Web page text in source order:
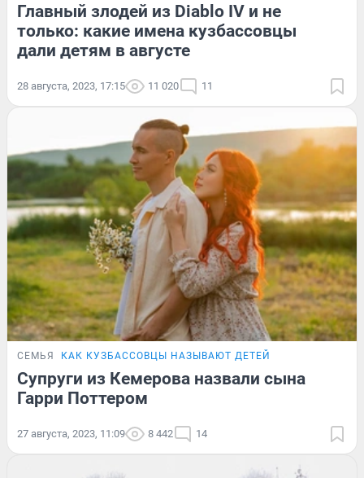
Главный злодей из Diablo IV и не
только: какие имена кузбассовцы
дали детям в августе
28 августа, 2023, 17:15 11 020 11
СЕМЬЯ КАК КУЗБАССОВЦЫ НАЗЫВАЮТ ДЕТЕЙ
Супруги из Кемерова назвали сына
Гарри Поттером
27 августа, 2023, 11:09 8 442 14